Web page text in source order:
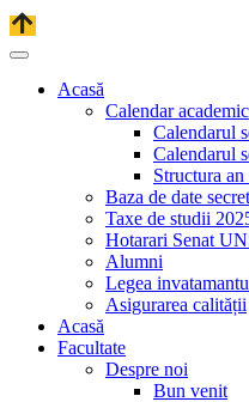
Acasă
Calendar academic
Calendarul
Calendarul
Structura
Baza de date
Taxe de studii
Hotarari Senat
Alumni
Legea
Asigurarea calității
Acasă
Facultate
Despre noi
Bun venit